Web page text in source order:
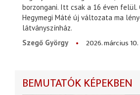
borzongani. Itt csak a 16 éven felül.
Hegymegi Máté új változata ma
látványszínház.
Szegő György
2026. március 10.
BEMUTATÓK KÉPEKBEN